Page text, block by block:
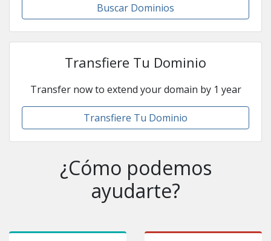
Buscar Dominios
Transfiere Tu Dominio
Transfer now to extend your domain by 1 year
Transfiere Tu Dominio
¿Cómo podemos
ayudarte?